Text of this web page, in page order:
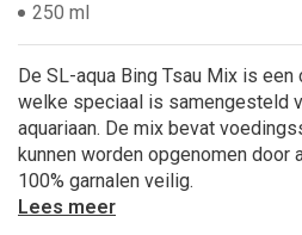
250 ml
De SL-aqua Bing Tsau Mix is
welke speciaal is samengesteld
aquariaan. De mix bevat
kunnen worden opgenomen door
100% garnalen veilig.
Lees meer